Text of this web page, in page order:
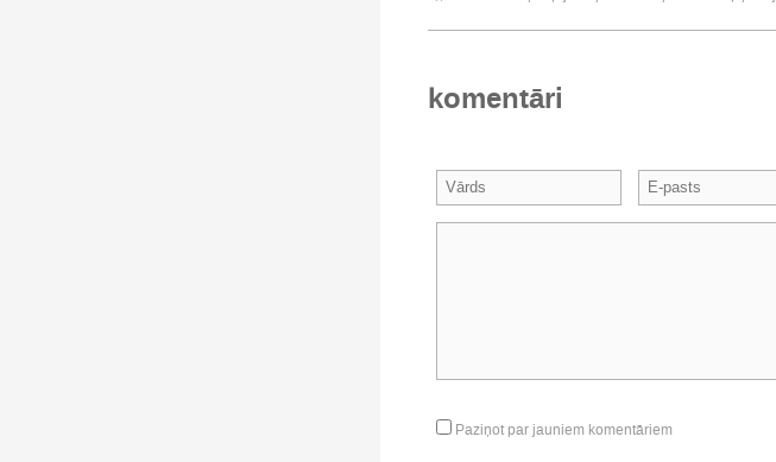
komentāri
Paziņot par jauniem komentāriem